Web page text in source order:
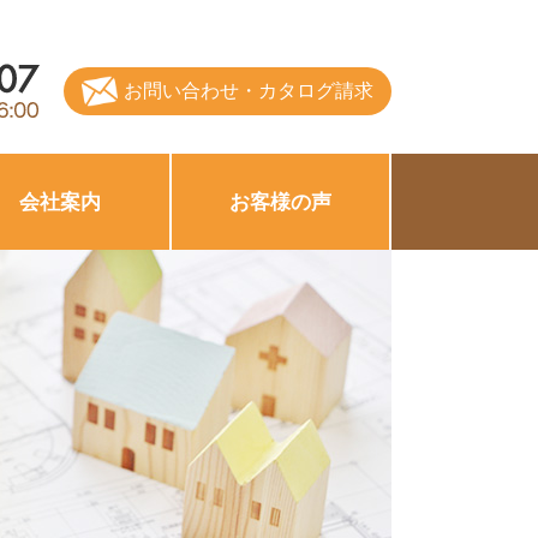
お問い合わせ・カタログ請求
会社案内 お客様の声